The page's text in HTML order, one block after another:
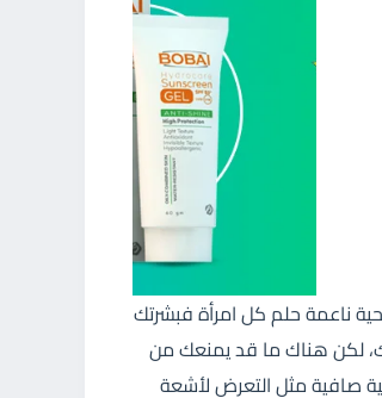
ناعمة حلم كل امرأة فبشرتك
لكن هناك ما قد يمنعك من
صافية مثل التعرض لأشعة